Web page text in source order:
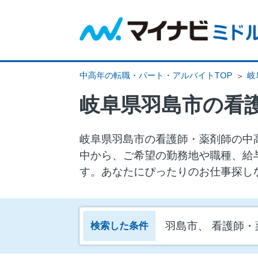
中高年の転職・パート・アルバイトTOP 岐
岐阜県羽島市の看
岐阜県羽島市の看護師・薬剤師の
中から、ご希望の勤務地や職種、
す。あなたにぴったりのお仕事探し
検索した条件 羽島市、 看護師・